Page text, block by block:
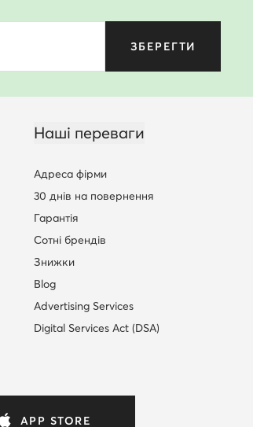
ЗБЕРЕГТИ
Наші переваги
Адреса фірми
30 днів на повернення
Гарантія
Сотні брендів
Знижки
Blog
Advertising Services
Digital Services Act (DSA)
APP STORE